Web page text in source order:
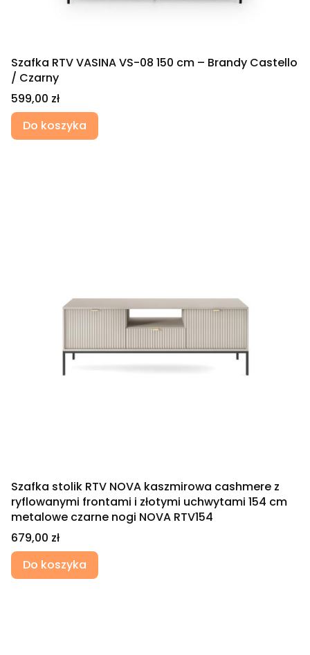
Szafka RTV VASINA VS-08 150 cm – Brandy Castello
/ Czarny
Cena
599,00 zł
Do koszyka
Szafka stolik RTV NOVA kaszmirowa cashmere z
ryflowanymi frontami i złotymi uchwytami 154 cm
metalowe czarne nogi NOVA RTV154
Cena
679,00 zł
Do koszyka